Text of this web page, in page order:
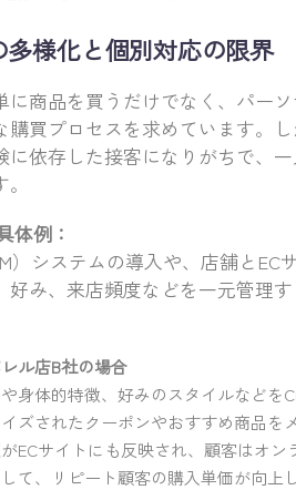
多様化と個別対応の限界
に商品を買うだけでなく、パー
購買プロセスを求めています。
に依存した接客になりがちで、
体例：
）システムの導入や、店舗とEC
好み、来店頻度などを一元管理
ル店B社の場合
身体的特徴、好みのスタイルなどを
ズされたクーポンやおすすめ商品を
ECサイトにも反映され、顧客はオ
て、リピート顧客の購入単価が向上